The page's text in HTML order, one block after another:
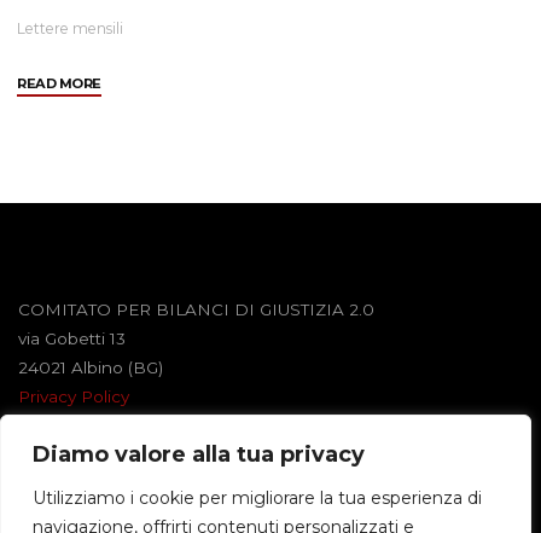
Diamo valore alla tua privacy
Utilizziamo i cookie per migliorare la tua esperienza di
navigazione, offrirti contenuti personalizzati e
Lettere mensili
READ MORE"Aprile
COMITATO PER BILANCI DI GIUSTIZIA 2.0
via Gobetti 13
24021 Albino (BG)
Privacy Policy